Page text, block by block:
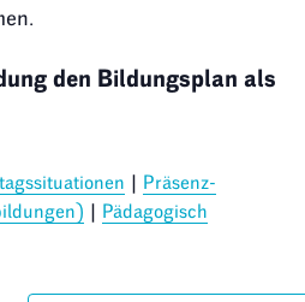
den Bildungsplan als
| Präsenz-
| Pädagogisch